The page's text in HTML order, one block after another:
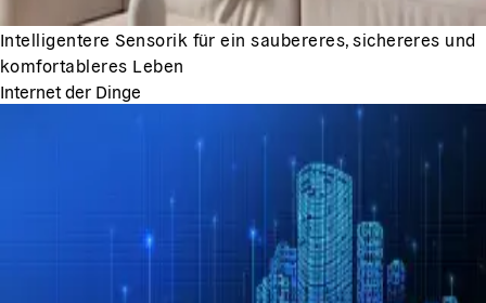
Intelligentere Sensorik für ein saubereres, sichereres und
komfortableres Leben
Internet der Dinge